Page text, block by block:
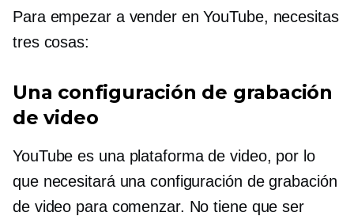
Para empezar a vender en YouTube, necesitas
tres cosas:
Una configuración de grabación
de video
YouTube es una plataforma de video, por lo
que necesitará una configuración de grabación
de video para comenzar. No tiene que ser